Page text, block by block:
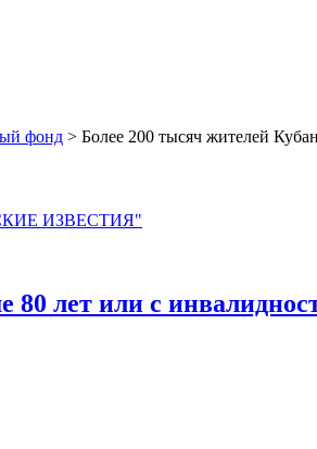
фонд > Более 200 тысяч жителей
ИЗВЕСТИЯ"
лет или с